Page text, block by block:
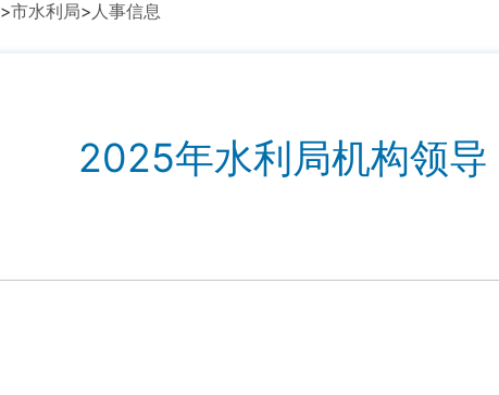
>市水利局>人事信息
2025年水利局机构领导